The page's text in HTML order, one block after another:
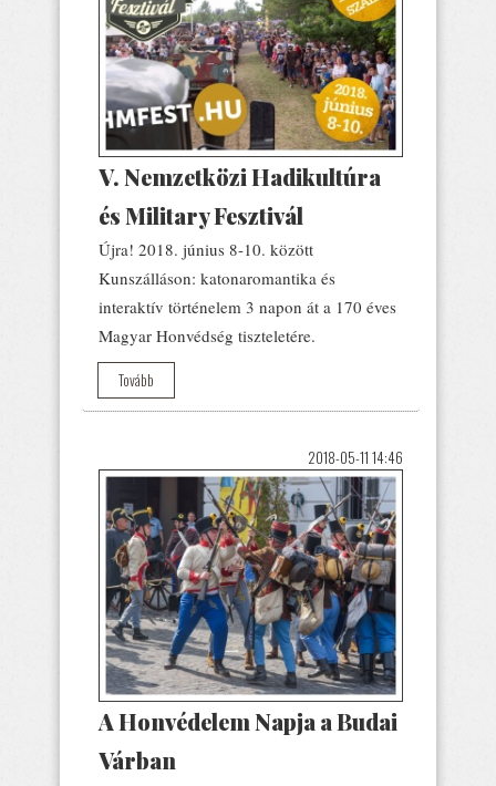
V. Nemzetközi Hadikultúra
és Military Fesztivál
Újra! 2018. június 8-10. között
Kunszálláson: katonaromantika és
interaktív történelem 3 napon át a 170 éves
Magyar Honvédség tiszteletére.
Tovább
2018-05-11 14:46
A Honvédelem Napja a Budai
Várban